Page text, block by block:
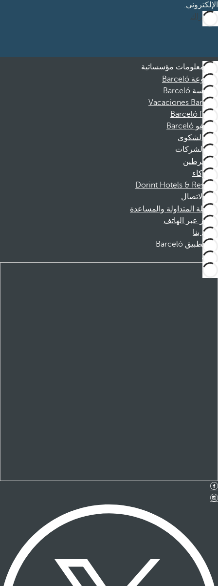
الإلكتروني.
الاشتراك
معلومات مؤسساتية
مجموعة Barceló
مؤسسة Barceló
Vacaciones Barceló
Barceló Films
موظفو Barceló
قناة الشكوى
الشركات
المنخرطين
الشركاء
Dorint Hotels & Resorts
الاتصال
الأسئلة المتداولة والمساعدة
الحجز عبر الهاتف
اتصل بنا
تطبيق Barceló
تنزيل